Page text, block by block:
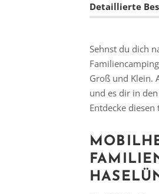
Detaillierte
Sehnst du dich
Groß und Klein.
und es dir in
Entdecke